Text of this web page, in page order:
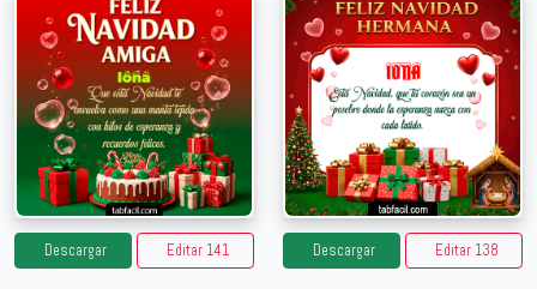
Descargar Editar 141 Descargar Editar 138